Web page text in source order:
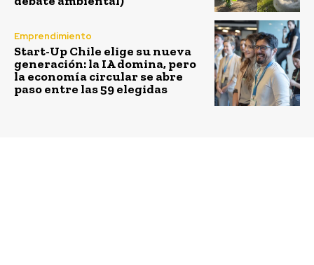
Emprendimiento
Start-Up Chile elige su nueva
generación: la IA domina, pero
la economía circular se abre
paso entre las 59 elegidas